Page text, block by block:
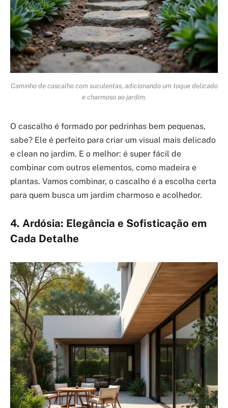
Caminho de cascalho com suculentas, adicionando um toque delicado
e charmoso ao jardim.
O cascalho é formado por pedrinhas bem pequenas,
sabe? Ele é perfeito para criar um visual mais delicado
e clean no jardim. E o melhor: é super fácil de
combinar com outros elementos, como madeira e
plantas. Vamos combinar, o cascalho é a escolha certa
para quem busca um jardim charmoso e acolhedor.
4. Ardósia: Elegância e Sofisticação em
Cada Detalhe